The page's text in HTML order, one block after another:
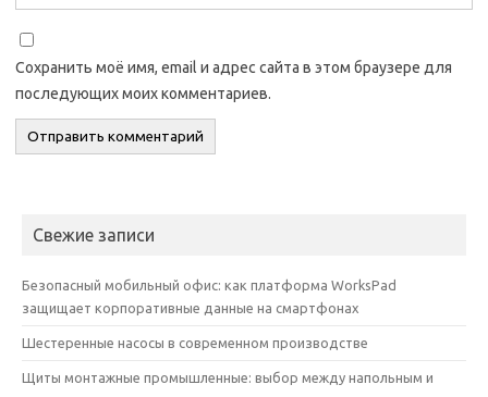
Сохранить моё имя, email и адрес сайта в этом браузере для
последующих моих комментариев.
Свежие записи
Безопасный мобильный офис: как платформа WorksPad
защищает корпоративные данные на смартфонах
Шестеренные насосы в современном производстве
Щиты монтажные промышленные: выбор между напольным и